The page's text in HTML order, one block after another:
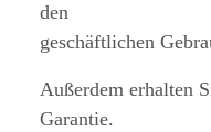
den
geschäftlichen
Außerdem erhalten
Garantie.